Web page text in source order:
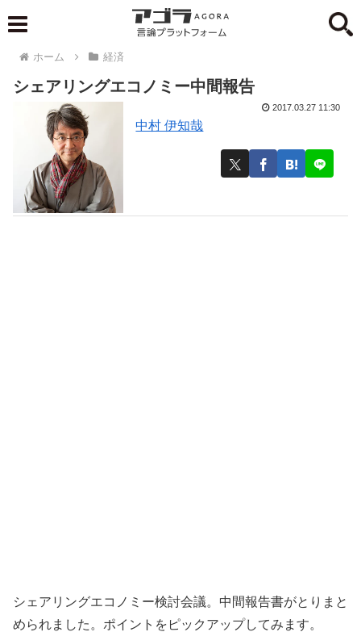
ホーム 経済
シェアリングエコノミー中間報告
中村 伊知哉
2017.03.27 11:30
シェアリングエコノミー検討会議。中間報告書がとりまと
められました。ポイントをピックアップしてみます。